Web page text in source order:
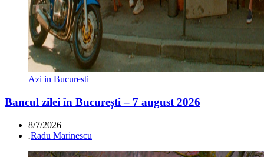
Azi in Bucuresti
Bancul zilei în București – 7 august 2026
8/7/2026
.Radu Marinescu